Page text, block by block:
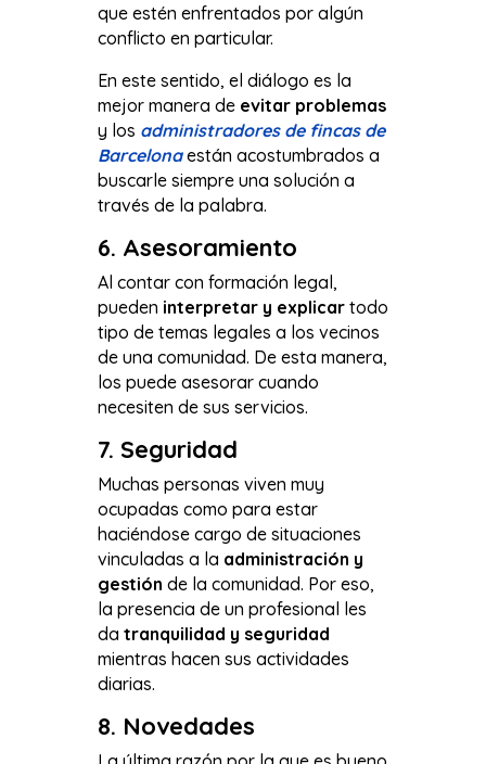
que estén enfrentados por algún
conflicto en particular.
En este sentido, el diálogo es la
mejor manera deevitar problemas
y los administradores de fincas de
Barcelona están acostumbrados a
buscarle siempre una solución a
través de la palabra.
6. Asesoramiento
Al contar con formación legal,
pueden interpretar y explicar todo
tipo de temas legales a los vecinos
de una comunidad. De esta manera,
los puede asesorar cuando
necesiten de sus servicios.
7. Seguridad
Muchas personas viven muy
ocupadas como para estar
haciéndose cargo de situaciones
vinculadas a la administración y
gestión de la comunidad. Por eso,
la presencia de un profesional les
da tranquilidad y seguridad
mientras hacen sus actividades
diarias.
8. Novedades